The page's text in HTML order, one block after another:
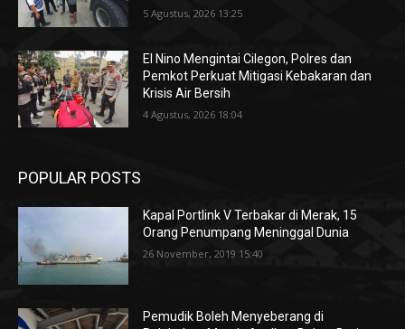
5 Agustus, 2026 13:25
El Nino Mengintai Cilegon, Polres dan
Pemkot Perkuat Mitigasi Kebakaran dan
Krisis Air Bersih
4 Agustus, 2026 18:04
POPULAR POSTS
Kapal Portlink V Terbakar di Merak, 15
Orang Penumpang Meninggal Dunia
26 November, 2019 15:40
Pemudik Boleh Menyeberang di